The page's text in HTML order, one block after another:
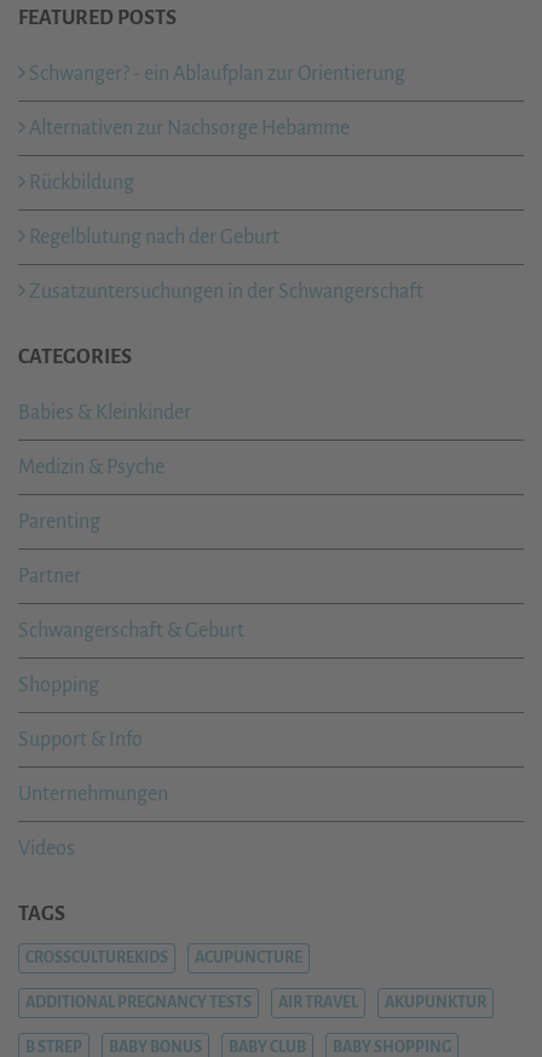
FEATURED POSTS
Schwanger? - ein Ablaufplan zur Orientierung
Alternativen zur Nachsorge Hebamme
Rückbildung
Regelblutung nach der Geburt
Zusatzuntersuchungen in der Schwangerschaft
CATEGORIES
Babies & Kleinkinder
Medizin & Psyche
Parenting
Partner
Schwangerschaft & Geburt
Shopping
Support & Info
Unternehmungen
Videos
TAGS
CROSSCULTUREKIDS ACUPUNCTURE
ADDITIONAL PREGNANCY TESTS AIR TRAVEL AKUPUNKTUR
B STREP BABY BONUS BABY CLUB BABY SHOPPING